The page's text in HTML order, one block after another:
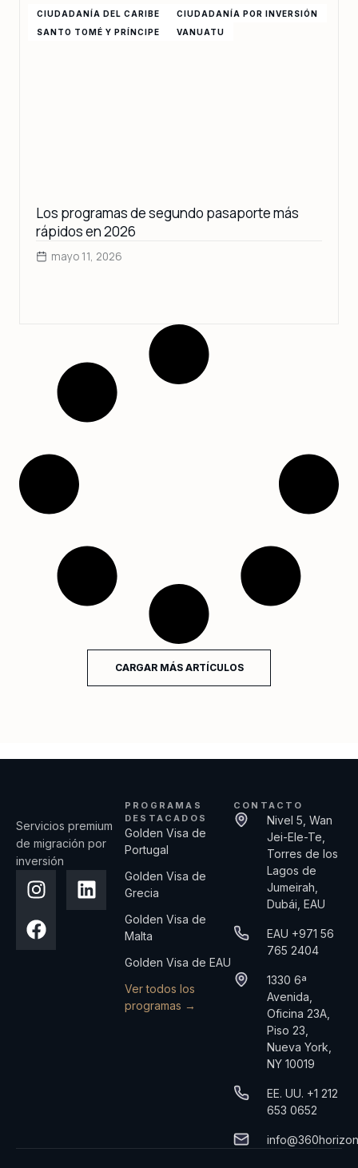
CIUDADANÍA DEL CARIBE
CIUDADANÍA POR INVERSIÓN
SANTO TOMÉ Y PRÍNCIPE
VANUATU
Los programas de segundo pasaporte más
rápidos en 2026
mayo 11, 2026
CARGAR MÁS ARTÍCULOS
Servicios premium
de migración por
inversión
PROGRAMAS
DESTACADOS
Golden Visa de
Portugal
Golden Visa de
Grecia
Golden Visa de
Malta
Golden Visa de EAU
Ver todos los
programas →
CONTACTO
Nivel 5, Wan
Jei-Ele-Te,
Torres de los
Lagos de
Jumeirah,
Dubái, EAU
EAU +971 56
765 2404
1330 6ª
Avenida,
Oficina 23A,
Piso 23,
Nueva York,
NY 10019
EE. UU. +1 212
653 0652